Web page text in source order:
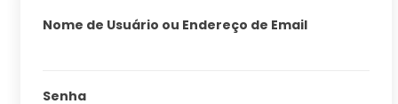
Nome de Usuário ou Endereço de Email
Senha